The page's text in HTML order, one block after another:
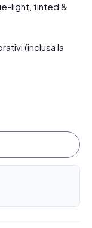
light, tinted &
(inclusa la